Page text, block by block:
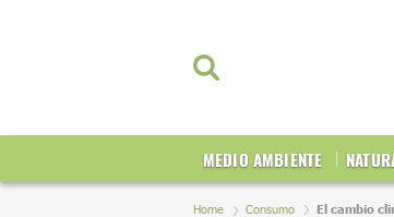
MEDIO AMBIENTE
Home Consumo El cambio